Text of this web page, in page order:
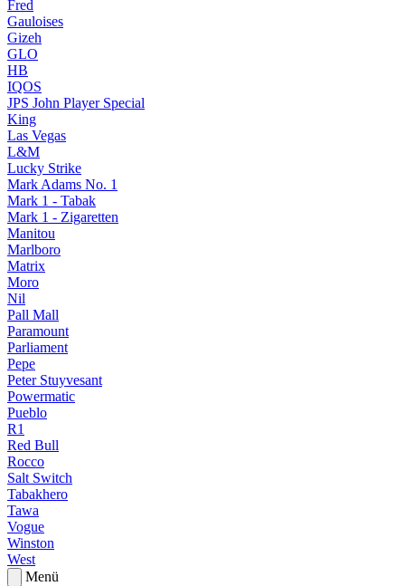
Fred
Gauloises
Gizeh
GLO
HB
IQOS
JPS John Player Special
King
Las Vegas
L&M
Lucky Strike
Mark Adams No. 1
Mark 1 - Tabak
Mark 1 - Zigaretten
Manitou
Marlboro
Matrix
Moro
Nil
Pall Mall
Paramount
Parliament
Pepe
Peter Stuyvesant
Powermatic
Pueblo
R1
Red Bull
Rocco
Salt Switch
Tabakhero
Tawa
Vogue
Winston
West
Menü